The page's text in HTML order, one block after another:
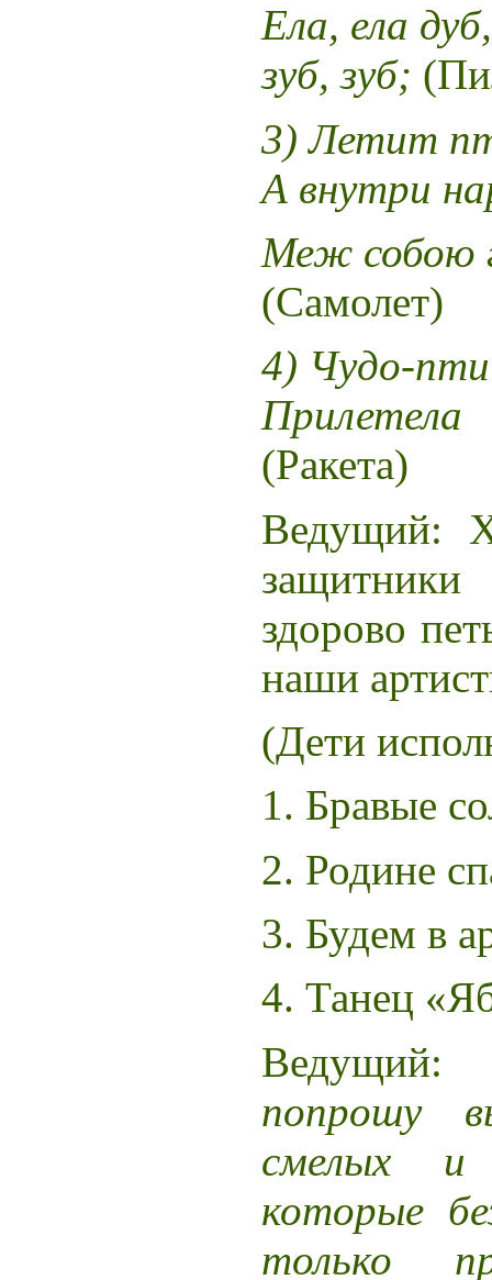
Ела, ела
зуб, зуб;
3)Летит
А внутри
Меж собою
(Самолет)
4) Чудо-
(Ракета)
Ведущий:
здорово
наши
(Дети
1. Бравые
2. Родине
3. Будем в
4. Танец
попрошу
смелых и
которые
только